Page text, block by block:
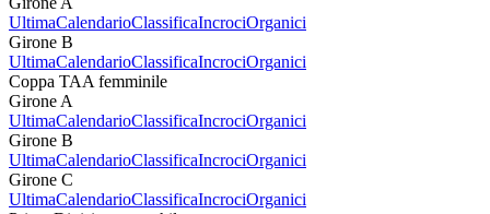
UltimaCalendarioClassificaIncrociOrganici
Girone B
UltimaCalendarioClassificaIncrociOrganici
Coppa TAA femminile
Girone A
UltimaCalendarioClassificaIncrociOrganici
Girone B
UltimaCalendarioClassificaIncrociOrganici
Girone C
UltimaCalendarioClassificaIncrociOrganici